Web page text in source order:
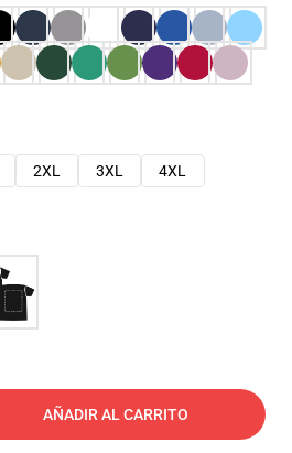
2XL 3XL
4XL
AÑADIR AL CARRITO